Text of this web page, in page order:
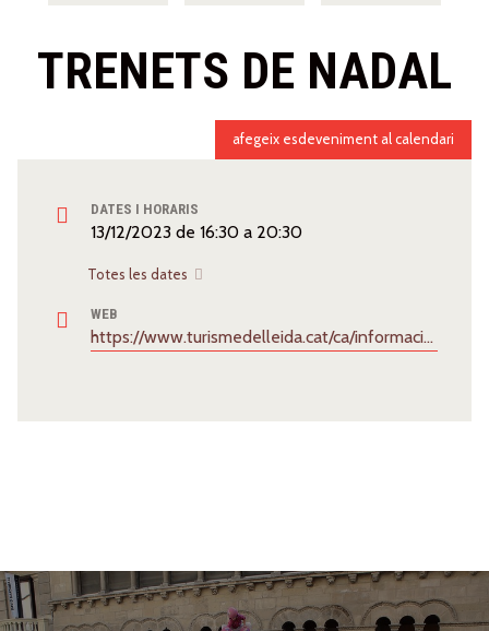
TRENETS DE NADAL
DATES I HORARIS
13/12/2023 de 16:30 a 20:30
Totes les dates
WEB
https://www.turismedelleida.cat/ca/informacio-util/trenets-de-nadal.pdf
afegeix esdeveniment al calendari